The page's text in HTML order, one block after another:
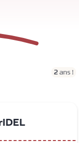
2ans !